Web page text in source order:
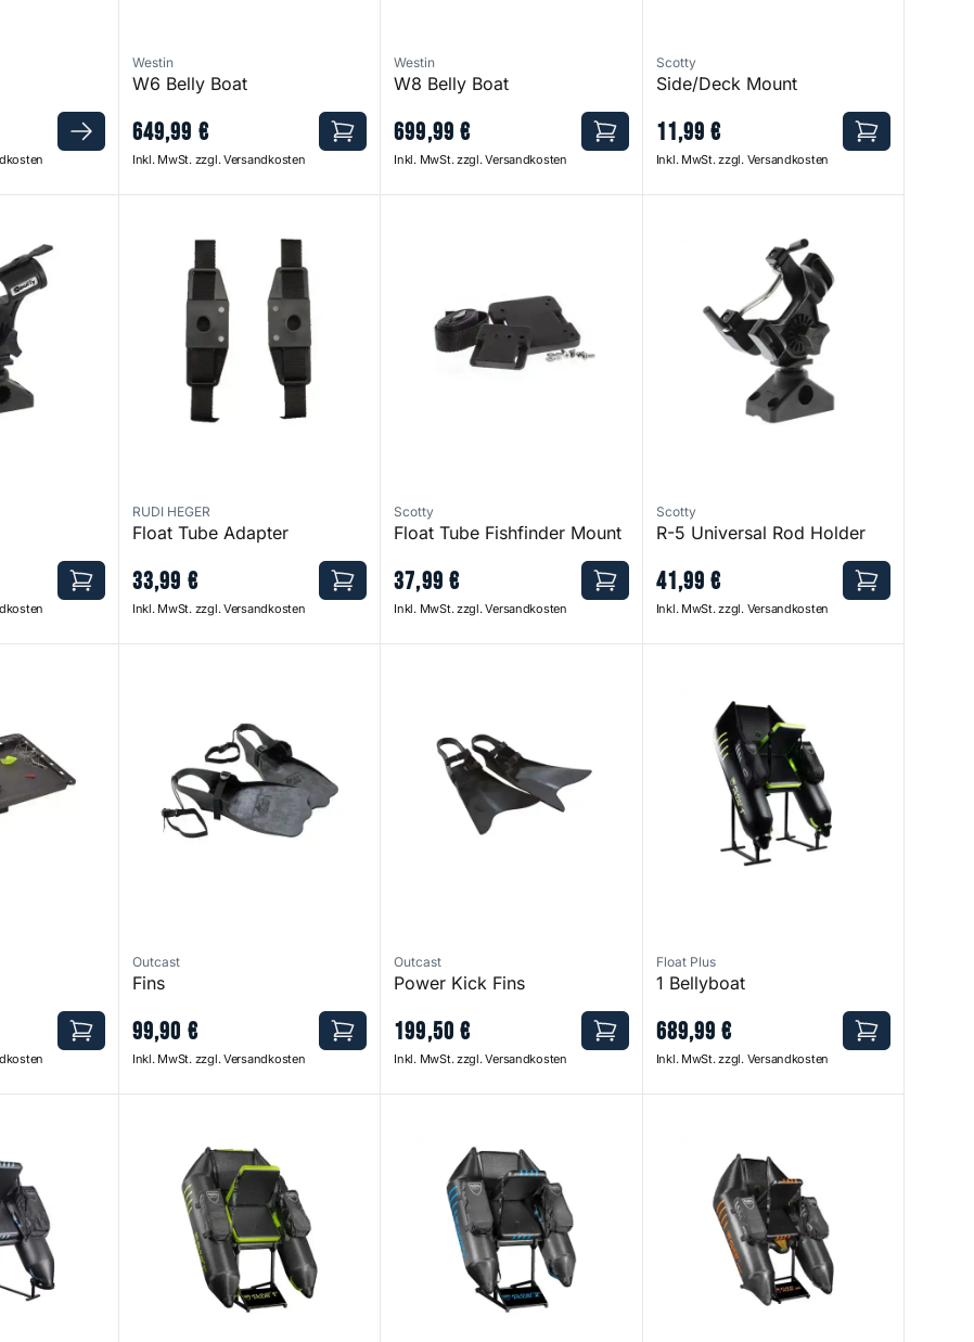
Westin
W6 Belly Boat
649,99 €
Inkl. MwSt. zzgl. Versandkosten
Westin
W8 Belly Boat
699,99 €
Inkl. MwSt. zzgl. Versandkosten
Scotty
Side/Deck Mount
11,99 €
Inkl. MwSt. zzgl. Versandkosten
RUDI HEGER
Float Tube Adapter
33,99 €
Inkl. MwSt. zzgl. Versandkosten
Scotty
Float Tube Fishfinder Mount
37,99 €
Inkl. MwSt. zzgl. Versandkosten
Scotty
R-5 Universal Rod Holder
41,99 €
Inkl. MwSt. zzgl. Versandkosten
Outcast
Fins
99,90 €
Inkl. MwSt. zzgl. Versandkosten
Outcast
Power Kick Fins
199,50 €
Inkl. MwSt. zzgl. Versandkosten
Float Plus
1 Bellyboat
689,99 €
Inkl. MwSt. zzgl. Versandkosten